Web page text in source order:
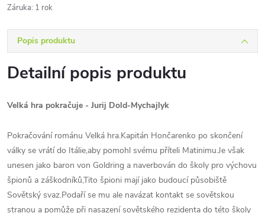
Záruka: 1 rok
Popis produktu
Detailní popis produktu
Velká hra pokračuje - Jurij Dold-Mychajlyk
Pokračování románu Velká hra.Kapitán Hončarenko po skončení
války se vrátí do Itálie,aby pomohl svému příteli Matinimu.Je však
unesen jako baron von Goldring a naverbován do školy pro výchovu
špionů a záškodníků,Tito špioni mají jako budoucí působiště
Sovětský svaz.Podaří se mu ale navázat kontakt se sovětskou
stranou a pomůže při nasazení sovětského rezidenta do této školy